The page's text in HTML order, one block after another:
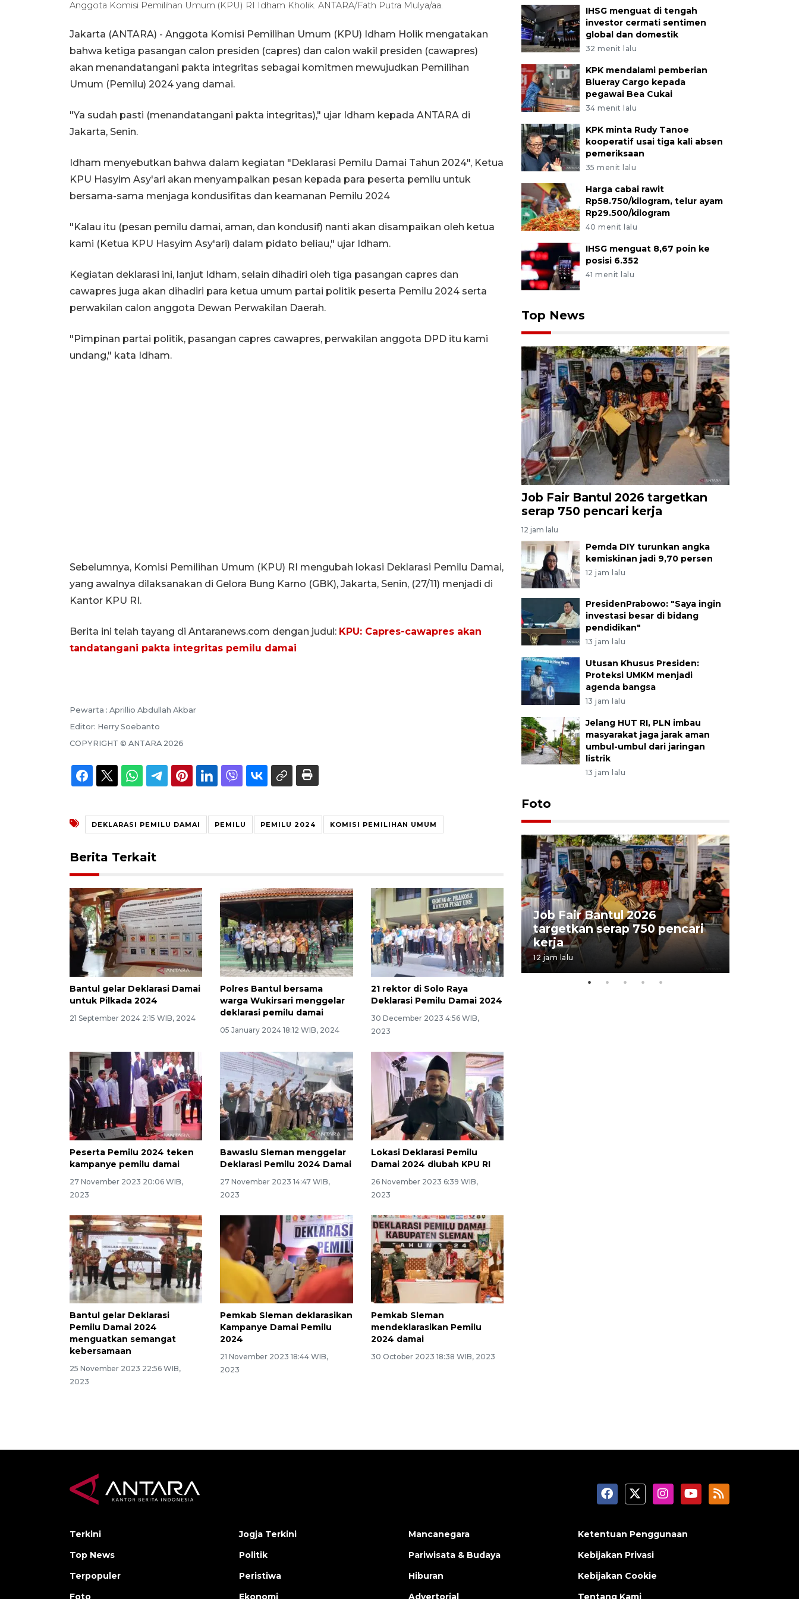
Anggota Komisi Pemilihan Umum (KPU) RI Idham Kholik. ANTARA/Fath Putra Mulya/aa.
Jakarta (ANTARA) - Anggota Komisi Pemilihan Umum (KPU) Idham Holik mengatakan
bahwa ketiga pasangan calon presiden (capres) dan calon wakil presiden (cawapres)
akan menandatangani pakta integritas sebagai komitmen mewujudkan Pemilihan
Umum (Pemilu) 2024 yang damai.
"Ya sudah pasti (menandatangani pakta integritas)," ujar Idham kepada ANTARA di
Jakarta, Senin.
Idham menyebutkan bahwa dalam kegiatan "Deklarasi Pemilu Damai Tahun 2024", Ketua
KPU Hasyim Asy'ari akan menyampaikan pesan kepada para peserta pemilu untuk
bersama-sama menjaga kondusifitas dan keamanan Pemilu 2024
"Kalau itu (pesan pemilu damai, aman, dan kondusif) nanti akan disampaikan oleh ketua
kami (Ketua KPU Hasyim Asy'ari) dalam pidato beliau," ujar Idham.
Kegiatan deklarasi ini, lanjut Idham, selain dihadiri oleh tiga pasangan capres dan
cawapres juga akan dihadiri para ketua umum partai politik peserta Pemilu 2024 serta
perwakilan calon anggota Dewan Perwakilan Daerah.
"Pimpinan partai politik, pasangan capres cawapres, perwakilan anggota DPD itu kami
undang," kata Idham.
Sebelumnya, Komisi Pemilihan Umum (KPU) RI mengubah lokasi Deklarasi Pemilu Damai,
yang awalnya dilaksanakan di Gelora Bung Karno (GBK), Jakarta, Senin, (27/11) menjadi di
Kantor KPU RI.
Berita ini telah tayang di Antaranews.com dengan judul: KPU: Capres-cawapres akan
tandatangani pakta integritas pemilu damai
Pewarta : Aprillio Abdullah Akbar
Editor: Herry Soebanto
COPYRIGHT © ANTARA 2026
DEKLARASI PEMILU DAMAI PEMILU PEMILU 2024 KOMISI PEMILIHAN UMUM
Berita Terkait
Bantul gelar Deklarasi Damai
untuk Pilkada 2024
21 September 2024 2:15 WIB, 2024
Polres Bantul bersama
warga Wukirsari menggelar
deklarasi pemilu damai
05 January 2024 18:12 WIB, 2024
21 rektor di Solo Raya
Deklarasi Pemilu Damai 2024
30 December 2023 4:56 WIB,
2023
Peserta Pemilu 2024 teken
kampanye pemilu damai
27 November 2023 20:06 WIB,
2023
Bawaslu Sleman menggelar
Deklarasi Pemilu 2024 Damai
27 November 2023 14:47 WIB,
2023
Lokasi Deklarasi Pemilu
Damai 2024 diubah KPU RI
26 November 2023 6:39 WIB,
2023
Bantul gelar Deklarasi
Pemilu Damai 2024
menguatkan semangat
kebersamaan
25 November 2023 22:56 WIB,
2023
Pemkab Sleman deklarasikan
Kampanye Damai Pemilu
2024
21 November 2023 18:44 WIB,
2023
Pemkab Sleman
mendeklarasikan Pemilu
2024 damai
30 October 2023 18:38 WIB, 2023
IHSG menguat di tengah
investor cermati sentimen
global dan domestik
32 menit lalu
KPK mendalami pemberian
Blueray Cargo kepada
pegawai Bea Cukai
34 menit lalu
KPK minta Rudy Tanoe
kooperatif usai tiga kali absen
pemeriksaan
35 menit lalu
Harga cabai rawit
Rp58.750/kilogram, telur ayam
Rp29.500/kilogram
40 menit lalu
IHSG menguat 8,67 poin ke
posisi 6.352
41 menit lalu
Top News
Job Fair Bantul 2026 targetkan
serap 750 pencari kerja
12 jam lalu
Pemda DIY turunkan angka
kemiskinan jadi 9,70 persen
12 jam lalu
PresidenPrabowo: "Saya ingin
investasi besar di bidang
pendidikan"
13 jam lalu
Utusan Khusus Presiden:
Proteksi UMKM menjadi
agenda bangsa
13 jam lalu
Jelang HUT RI, PLN imbau
masyarakat jaga jarak aman
umbul-umbul dari jaringan
listrik
13 jam lalu
Foto
Pameran seni rupa karya
seniman neurodivergen
03 August 2026 13:03 WIB
Job Fair Bantul 2026
targetkan serap 750 pencari
kerja
12 jam lalu
Terkini
Top News
Terpopuler
Foto
Jogja Terkini
Politik
Peristiwa
Ekonomi
Mancanegara
Pariwisata & Budaya
Hiburan
Advertorial
Ketentuan Penggunaan
Kebijakan Privasi
Kebijakan Cookie
Tentang Kami